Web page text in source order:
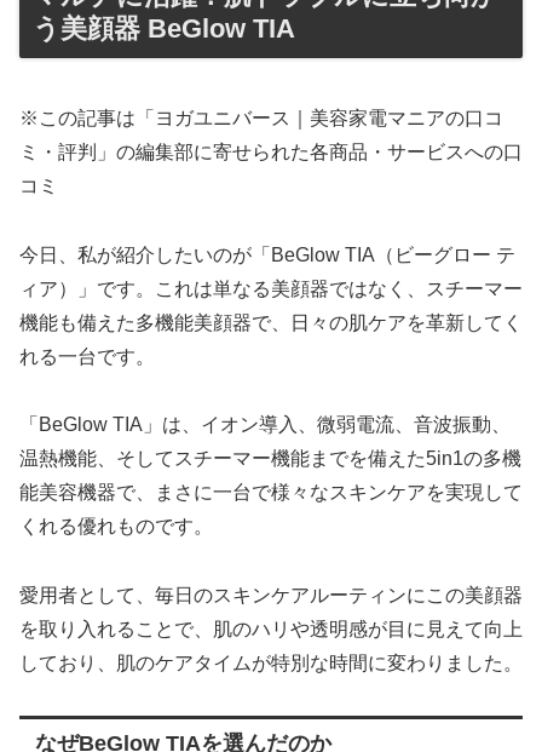
う美顔器 BeGlow TIA
※この記事は「ヨガユニバース｜美容家電マニアの口コ
ミ・評判」の編集部に寄せられた各商品・サービスへの口
コミ
今日、私が紹介したいのが「BeGlow TIA（ビーグロー テ
ィア）」です。これは単なる美顔器ではなく、スチーマー
機能も備えた多機能美顔器で、日々の肌ケアを革新してく
れる一台です。
「BeGlow TIA」は、イオン導入、微弱電流、音波振動、
温熱機能、そしてスチーマー機能までを備えた5in1の多機
能美容機器で、まさに一台で様々なスキンケアを実現して
くれる優れものです。
愛用者として、毎日のスキンケアルーティンにこの美顔器
を取り入れることで、肌のハリや透明感が目に見えて向上
しており、肌のケアタイムが特別な時間に変わりました。
なぜBeGlow TIAを選んだのか